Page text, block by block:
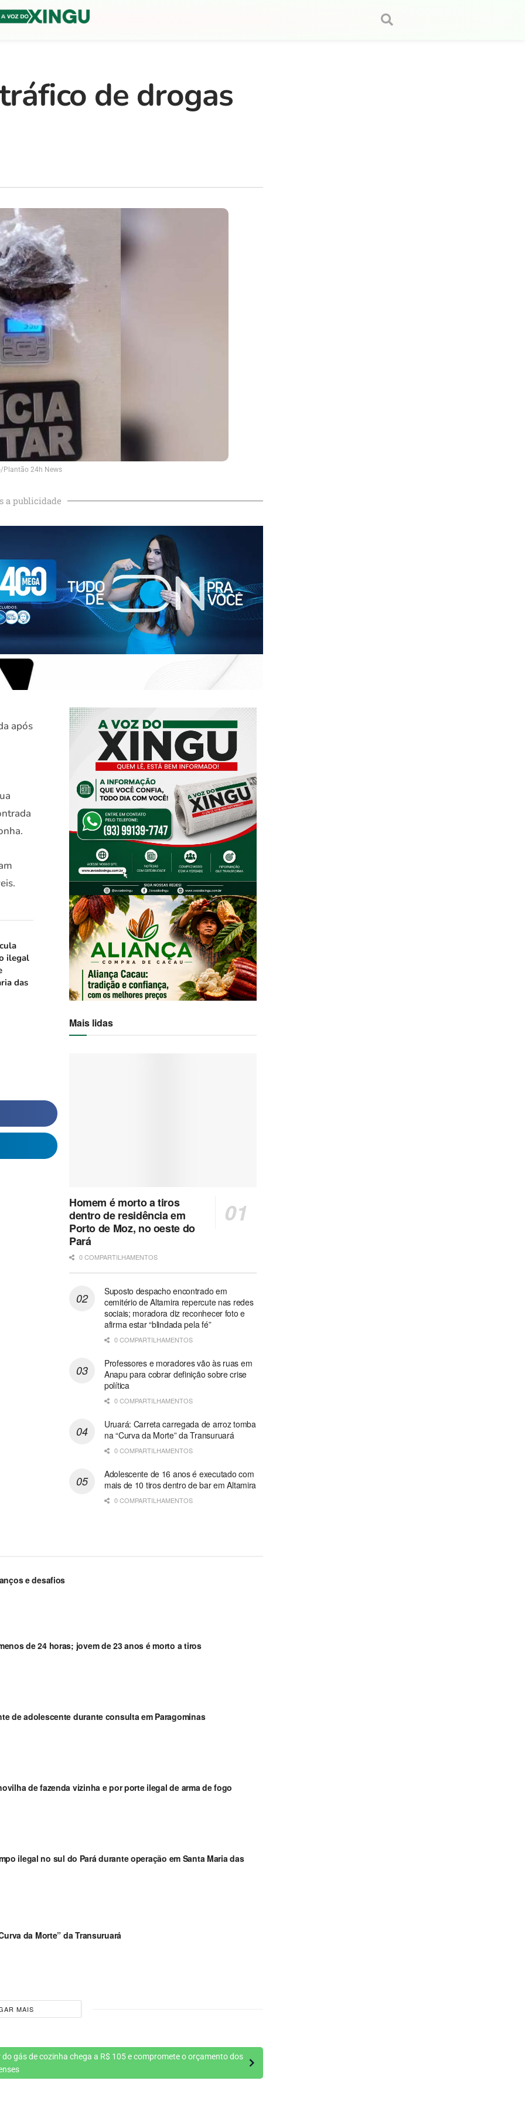
de drogas
Plantão 24h News
a publicidade
após
ilegal
das
Mais lidas
Homem é morto a tiros
dentro de residência em
Porto de Moz, no oeste do
Pará
0 COMPARTILHAMENTOS
Suposto despacho encontrado em
cemitério de Altamira repercute nas redes
sociais; moradora diz reconhecer foto e
afirma estar “blindada pela fé”
0 COMPARTILHAMENTOS
Professores e moradores vão às ruas em
Anapu para cobrar definição sobre crise
política
0 COMPARTILHAMENTOS
Uruará: Carreta carregada de arroz tomba
na “Curva da Morte” da Transuruará
0 COMPARTILHAMENTOS
Adolescente de 16 anos é executado com
mais de 10 tiros dentro de bar em Altamira
0 COMPARTILHAMENTOS
e desafios
de 24 horas; jovem de 23 anos é morto a tiros
de adolescente durante consulta em Paragominas
de fazenda vizinha e por porte ilegal de arma de fogo
ilegal no sul do Pará durante operação em Santa Maria das
da Morte” da Transuruará
MAIS
do gás de cozinha chega a R$ 105 e compromete o orçamento dos